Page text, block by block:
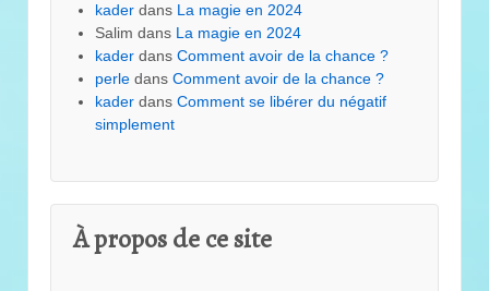
kader dans La magie en 2024
Salim dans La magie en 2024
kader dans Comment avoir de la chance ?
perle dans Comment avoir de la chance ?
kader dans Comment se libérer du négatif
simplement
À propos de ce site